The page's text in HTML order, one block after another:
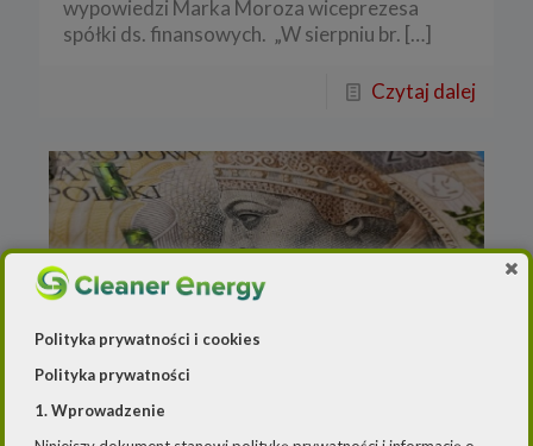
wypowiedzi Marka Moroza wiceprezesa
spółki ds. finansowych. „W sierpniu br. […]
Czytaj dalej
Polityka prywatności i cookies
Polityka prywatności
1. Wprowadzenie